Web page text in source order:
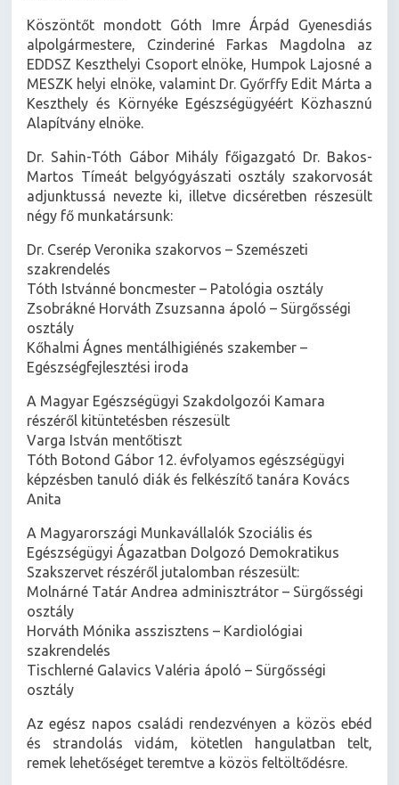
Köszöntőt mondott Góth Imre Árpád Gyenesdiás
alpolgármestere, Czinderiné Farkas Magdolna az
EDDSZ Keszthelyi Csoport elnöke, Humpok Lajosné a
MESZK helyi elnöke, valamint Dr. Győrffy Edit Márta a
Keszthely és Környéke Egészségügyéért Közhasznú
Alapítvány elnöke.
Dr. Sahin-Tóth Gábor Mihály főigazgató Dr. Bakos-
Martos Tímeát belgyógyászati osztály szakorvosát
adjunktussá nevezte ki, illetve dicséretben részesült
négy fő munkatársunk:
Dr. Cserép Veronika szakorvos – Szemészeti
szakrendelés
Tóth Istvánné boncmester – Patológia osztály
Zsobrákné Horváth Zsuzsanna ápoló – Sürgősségi
osztály
Kőhalmi Ágnes mentálhigiénés szakember –
Egészségfejlesztési iroda
A Magyar Egészségügyi Szakdolgozói Kamara
részéről kitüntetésben részesült
Varga István mentőtiszt
Tóth Botond Gábor 12. évfolyamos egészségügyi
képzésben tanuló diák és felkészítő tanára Kovács
Anita
A Magyarországi Munkavállalók Szociális és
Egészségügyi Ágazatban Dolgozó Demokratikus
Szakszervet részéről jutalomban részesült:
Molnárné Tatár Andrea adminisztrátor – Sürgősségi
osztály
Horváth Mónika asszisztens – Kardiológiai
szakrendelés
Tischlerné Galavics Valéria ápoló – Sürgősségi
osztály
Az egész napos családi rendezvényen a közös ebéd
és strandolás vidám, kötetlen hangulatban telt,
remek lehetőséget teremtve a közös feltöltődésre.